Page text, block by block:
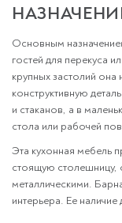
Основным
гостей для перекуса
крупных застолий
конструктивную
и стаканов, а в
стола или рабочей
Эта кухонная мебель
стоящую столешницу,
металлическими.
интерьера. Ее